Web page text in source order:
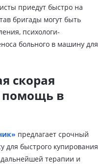
приедут быстро на
бригады могут быть
психологи-
больного в машину для
скорая
помощь в
предлагает срочный
для быстрого купирования
дальнейшей терапии и